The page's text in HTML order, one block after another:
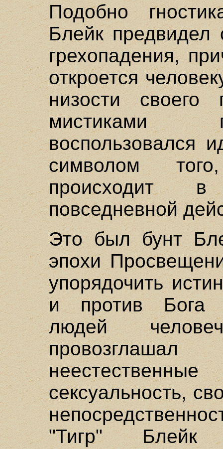
Подобно
Блейк предвидел
грехопадения,
откроется
низости
мистиками
воспользовался
символом
происходит
повседневной
Это был бунт
эпохи
упорядочить
и против Бога
людей
сексуальность,
"Тигр" Блейк